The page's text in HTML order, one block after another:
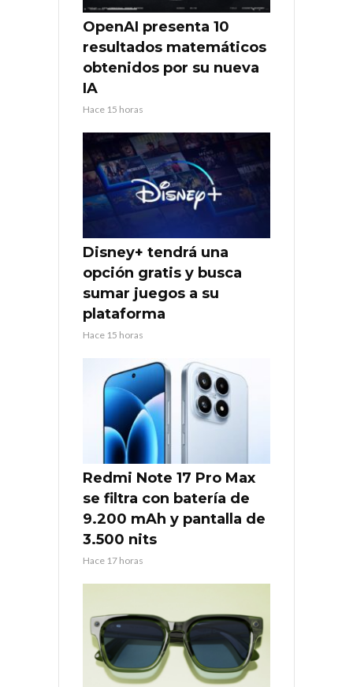
OpenAI presenta 10
resultados matemáticos
obtenidos por su nueva
IA
Hace 15 horas
Disney+ tendrá una
opción gratis y busca
sumar juegos a su
plataforma
Hace 15 horas
Redmi Note 17 Pro Max
se filtra con batería de
9.200 mAh y pantalla de
3.500 nits
Hace 17 horas